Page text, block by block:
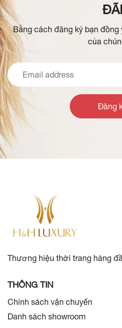
ĐÃI
Bằng cách đăng ký bạn
của
Đăng
Thương hiệu thời trang hàng
THÔNG TIN
Chính sách vận chuyển
Danh sách showroom